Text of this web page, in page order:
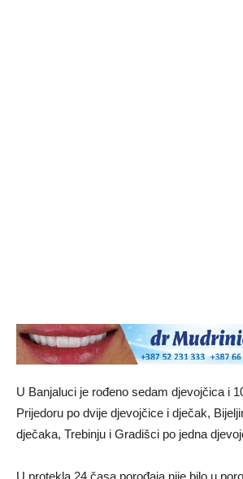
U Banjaluci je rođeno sedam djevojčica i
Prijedoru po dvije djevojčice i dječak,
dječaka, Trebinju i Gradišci po jedna
U protekla 24 časa porođaja nije bilo u